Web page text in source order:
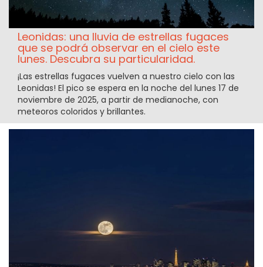
Leonidas: una lluvia de estrellas fugaces
que se podrá observar en el cielo este
lunes. Descubra su particularidad.
¡Las estrellas fugaces vuelven a nuestro cielo con las
Leonidas! El pico se espera en la noche del lunes 17 de
noviembre de 2025, a partir de medianoche, con
meteoros coloridos y brillantes.